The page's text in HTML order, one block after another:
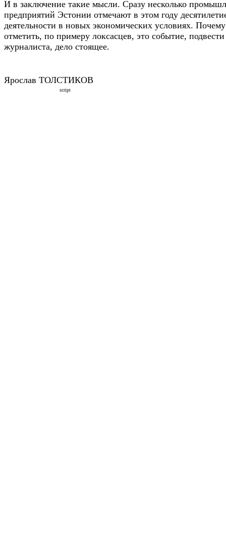
И в заключение такие мысли. Сразу несколько
предприятий Эстонии отмечают в этом году
деятельности в новых экономических условиях.
отметить, по примеру локсасцев, это событие,
журналиста, дело стоящее.
Ярослав ТОЛСТИКОВ
script